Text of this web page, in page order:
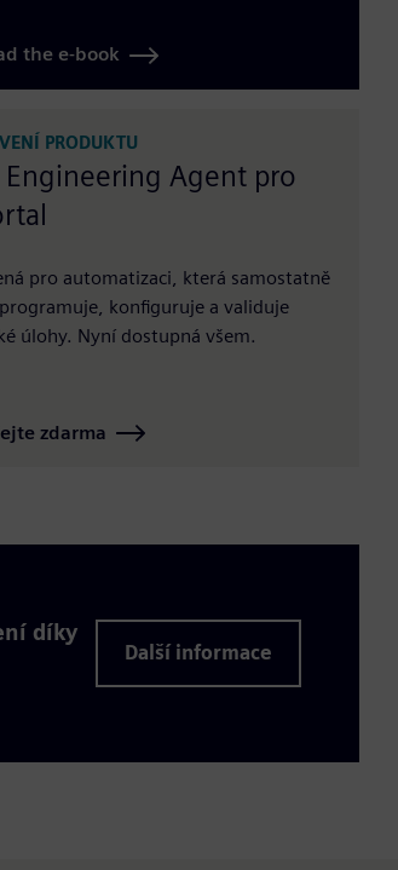
the e-book
PRODUKTU
Engineering Agent pro
pro automatizaci, která samostatně
konfiguruje a validuje
úlohy. Nyní dostupná všem.
zdarma
díky
Další informace